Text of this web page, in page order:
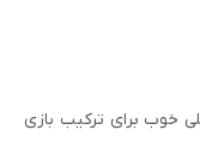
خوب برای ترکیب بازی